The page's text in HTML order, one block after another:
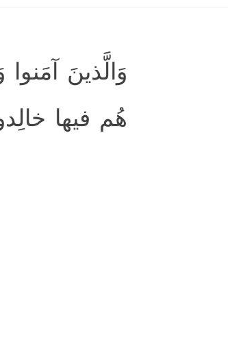
وَالَّذينَ
هُم فيها